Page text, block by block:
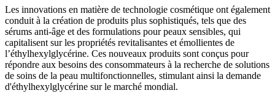
Les innovations en matière de technologie cosmétique ont également
conduit à la création de produits plus sophistiqués, tels que des
sérums anti-âge et des formulations pour peaux sensibles, qui
capitalisent sur les propriétés revitalisantes et émollientes de
l’éthylhexylglycérine. Ces nouveaux produits sont conçus pour
répondre aux besoins des consommateurs à la recherche de solutions
de soins de la peau multifonctionnelles, stimulant ainsi la demande
d'éthylhexylglycérine sur le marché mondial.